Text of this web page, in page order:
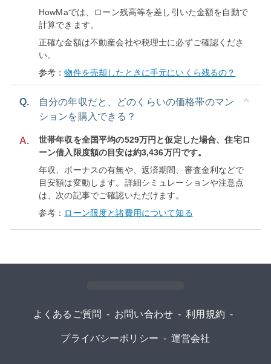
HowMaでは、ローン残高等を差し引いた金額を自動で
計算できます。
正確な金額は不動産会社や税理士に必ずご確認くださ
い。
参考：物件を売却したときに手元にいくら残るの？
Q.
自分の年収だと、どのくらいの価格帯のマン
ションを購入できる？
A.
世帯年収を全国平均の529万円と仮定した場合、住宅ロ
ーン借入限度額の目安は約3,436万円です。
年収、ボーナスの有無や、返済期間、審査金利などで
目安額は変動します。詳細シミュレーションや注意点
は、次の記事でご確認いただけます。
参考： ローン限度と諸費用について知る
よくあるご質問 - お問い合わせ - 利用規約 -
プライバシーポリシー - 運営会社